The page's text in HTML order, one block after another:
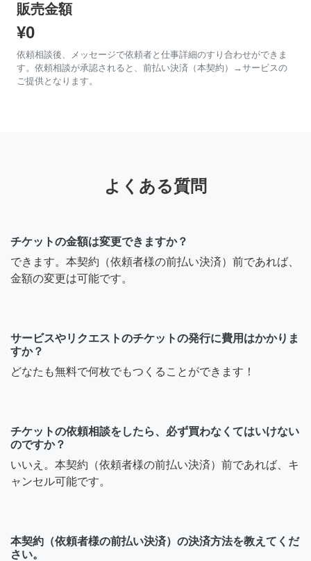
販売金額
¥0
依頼相談後、メッセージで依頼者と仕事詳細のすり合わせができま
す。依頼相談が承認されると、前払い決済（本契約）→サービスの
ご提供となります。
よくある質問
チケットの金額は変更できますか？
できます。本契約（依頼者様の前払い決済）前であれば、
金額の変更は可能です。
サービスやリクエストのチケットの発行に費用はかかりま
すか？
どなたも無料で何枚でもつくることができます！
チケットの依頼相談をしたら、必ず買わなくてはいけない
のですか？
いいえ。本契約（依頼者様の前払い決済）前であれば、キ
ャンセル可能です。
本契約（依頼者様の前払い決済）の決済方法を教えてくだ
さい。